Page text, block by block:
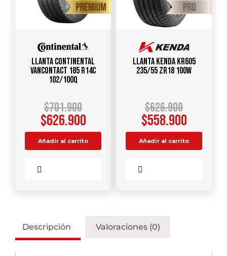
Llanta CONTINENTAL
VANCONTACT 185 R14C
102/100Q
$701.900
$626.900
Añadir al carrito
Llanta KENDA KR605
235/55 ZR18 100W
$626.900
$558.900
Añadir al carrito
Descripción Valoraciones (0)